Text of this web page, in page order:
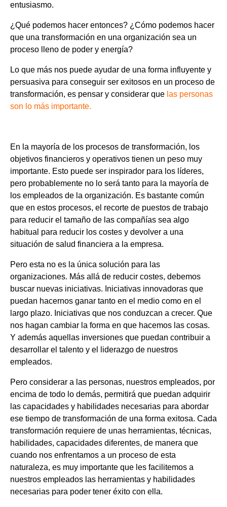
entusiasmo.
¿Qué podemos hacer entonces? ¿Cómo podemos hacer
que una transformación en una organización sea un
proceso lleno de poder y energía?
Lo que más nos puede ayudar de una forma influyente y
persuasiva para conseguir ser exitosos en un proceso de
transformación, es pensar y considerar que las personas
son lo más importante.
En la mayoría de los procesos de transformación, los
objetivos financieros y operativos tienen un peso muy
importante. Esto puede ser inspirador para los líderes,
pero probablemente no lo será tanto para la mayoría de
los empleados de la organización. Es bastante común
que en estos procesos, el recorte de puestos de trabajo
para reducir el tamaño de las compañías sea algo
habitual para reducir los costes y devolver a una
situación de salud financiera a la empresa.
Pero esta no es la única solución para las
organizaciones. Más allá de reducir costes, debemos
buscar nuevas iniciativas. Iniciativas innovadoras que
puedan hacernos ganar tanto en el medio como en el
largo plazo. Iniciativas que nos conduzcan a crecer. Que
nos hagan cambiar la forma en que hacemos las cosas.
Y además aquellas inversiones que puedan contribuir a
desarrollar el talento y el liderazgo de nuestros
empleados.
Pero considerar a las personas, nuestros empleados, por
encima de todo lo demás, permitirá que puedan adquirir
las capacidades y habilidades necesarias para abordar
ese tiempo de transformación de una forma exitosa. Cada
transformación requiere de unas herramientas, técnicas,
habilidades, capacidades diferentes, de manera que
cuando nos enfrentamos a un proceso de esta
naturaleza, es muy importante que les facilitemos a
nuestros empleados las herramientas y habilidades
necesarias para poder tener éxito con ella.